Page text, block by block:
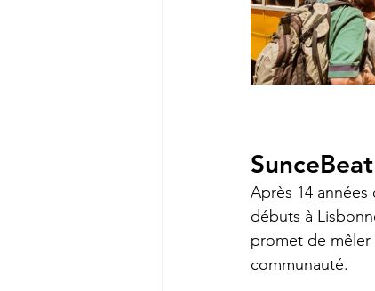
Après 14
débuts à
promet de
communauté.